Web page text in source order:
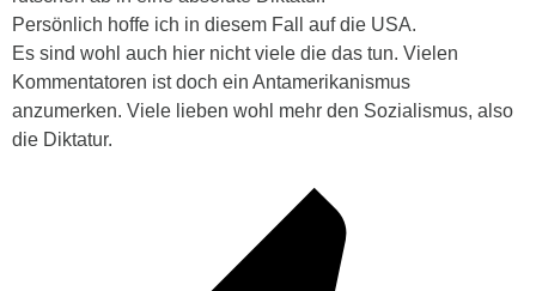
Persönlich hoffe ich in diesem Fall auf die USA.
Es sind wohl auch hier nicht viele die das tun. Vielen
Kommentatoren ist doch ein Antamerikanismus
anzumerken. Viele lieben wohl mehr den Sozialismus, also
die Diktatur.